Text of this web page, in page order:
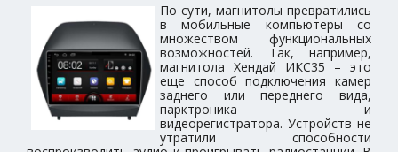
По сути, магнитолы превратились
в мобильные компьютеры со
множеством функциональных
возможностей. Так, например,
магнитола Хендай ИКС35 – это
еще способ подключения камер
заднего или переднего вида,
парктроника и
видеорегистратора. Устройств не
утратили способности